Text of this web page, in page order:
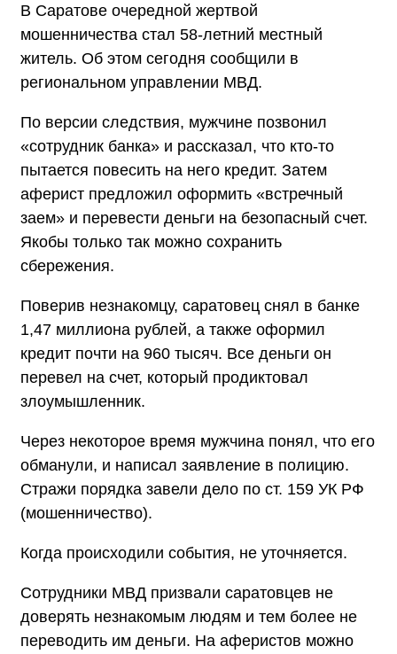
В Саратове очередной жертвой
мошенничества стал 58-летний местный
житель. Об этом сегодня сообщили в
региональном управлении МВД.
По версии следствия, мужчине позвонил
«сотрудник банка» и рассказал, что кто-то
пытается повесить на него кредит. Затем
аферист предложил оформить «встречный
заем» и перевести деньги на безопасный счет.
Якобы только так можно сохранить
сбережения.
Поверив незнакомцу, саратовец снял в банке
1,47 миллиона рублей, а также оформил
кредит почти на 960 тысяч. Все деньги он
перевел на счет, который продиктовал
злоумышленник.
Через некоторое время мужчина понял, что его
обманули, и написал заявление в полицию.
Стражи порядка завели дело по ст. 159 УК РФ
(мошенничество).
Когда происходили события, не уточняется.
Сотрудники МВД призвали саратовцев не
доверять незнакомым людям и тем более не
переводить им деньги. На аферистов можно